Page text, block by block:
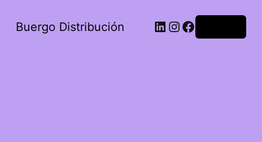
Buergo Distribución